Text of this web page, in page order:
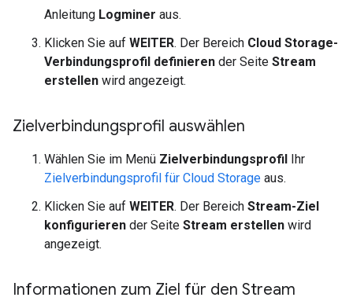
Anleitung Logminer aus.
Klicken Sie auf WEITER. Der Bereich Cloud Storage-
Verbindungsprofil definieren der Seite Stream
erstellen wird angezeigt.
Zielverbindungsprofil auswählen
Wählen Sie im Menü Zielverbindungsprofil Ihr
Zielverbindungsprofil für Cloud Storage aus.
Klicken Sie auf WEITER. Der Bereich Stream-Ziel
konfigurieren der Seite Stream erstellen wird
angezeigt.
Informationen zum Ziel für den Stream